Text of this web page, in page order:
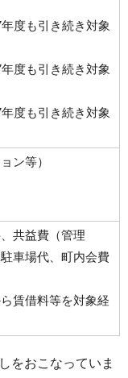
度も引き続き対象
度も引き続き対象
度も引き続き対象
ン等）
共益費（管理
車場代、町内会費
賃借料等を対象経
をおこなっていま